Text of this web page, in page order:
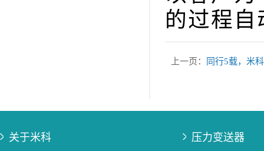
的过程
上一页： 同行5载，米
关于米科 压力变送器